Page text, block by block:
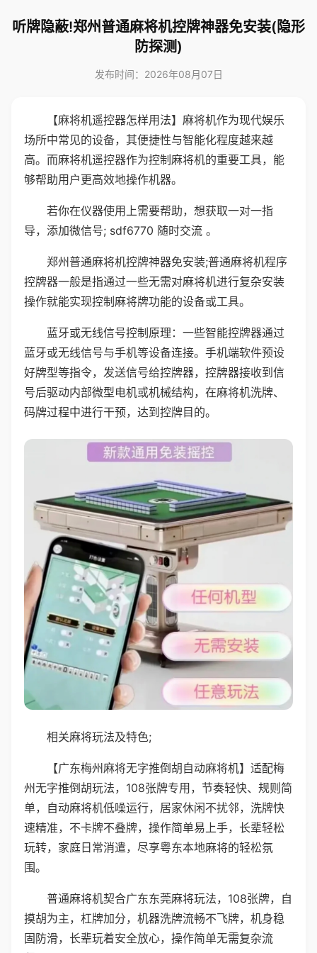
听牌隐蔽!郑州普通麻将机控牌神器免安装(隐形
防探测)
发布时间：2026年08月07日
【麻将机遥控器怎样用法】麻将机作为现代娱乐
场所中常见的设备，其便捷性与智能化程度越来越
高。而麻将机遥控器作为控制麻将机的重要工具，能
够帮助用户更高效地操作机器。
若你在仪器使用上需要帮助，想获取一对一指
导，添加微信号; sdf6770 随时交流 。
郑州普通麻将机控牌神器免安装;普通麻将机程序
控牌器一般是指通过一些无需对麻将机进行复杂安装
操作就能实现控制麻将牌功能的设备或工具。
蓝牙或无线信号控制原理：一些智能控牌器通过
蓝牙或无线信号与手机等设备连接。手机端软件预设
好牌型等指令，发送信号给控牌器，控牌器接收到信
号后驱动内部微型电机或机械结构，在麻将机洗牌、
码牌过程中进行干预，达到控牌目的。
相关麻将玩法及特色;
【广东梅州麻将无字推倒胡自动麻将机】适配梅
州无字推倒胡玩法，108张牌专用，节奏轻快、规则简
单，自动麻将机低噪运行，居家休闲不扰邻，洗牌快
速精准，不卡牌不叠牌，操作简单易上手，长辈轻松
玩转，家庭日常消遣，尽享粤东本地麻将的轻松氛
围。
普通麻将机契合广东东莞麻将玩法，108张牌，自
摸胡为主，杠牌加分，机器洗牌流畅不飞牌，机身稳
固防滑，长辈玩着安全放心，操作简单无需复杂流